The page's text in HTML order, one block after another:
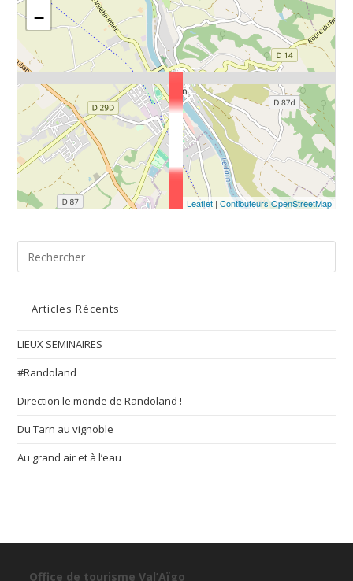
−
Leaflet| Contibuteurs OpenStreetMap
Articles Récents
LIEUX SEMINAIRES
#Randoland
Direction le monde de Randoland !
Du Tarn au vignoble
Au grand air et à l’eau
Office de tourisme Val’Aïgo